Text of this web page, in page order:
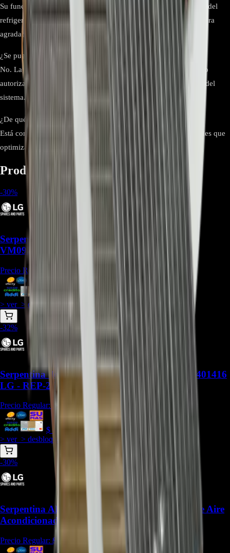
Su función es absorber el calor del aire interior mediante el paso del
refrigerante, enfriando el ambiente y manteniendo una temperatura
agradable.
¿Se puede instalar sin técnico especializado?
No. La instalación de este componente debe realizarla un técnico
autorizado LG para garantizar el correcto sellado y rendimiento del
sistema.
¿De qué materiales está compuesta?
Está compuesta de tubos de cobre y aletas de aluminio, materiales que
optimizan la transferencia de calor y la eficiencia del sistema.
Productos relacionados
-30%
Serpentina ACG73444963 Compatible con
VM092C7.UJ0 - REP-2573
Precio Regular:
> ver_ > desbloquear oferta_
-32%
Serpentina de aluminio ADL73401418/ADL73401416
LG - REP-2569
Precio Regular: $
$
> ver_ > desbloquear oferta_
-30%
Serpentina ADL74741146 Para Evaporadora de Aire
Acondicionado LG - REP-3563
Precio Regular: $